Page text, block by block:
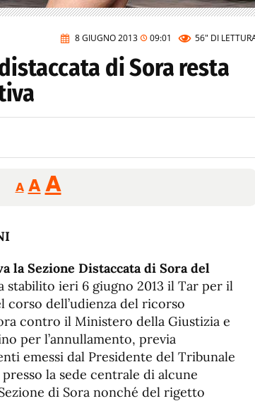
8 GIUGNO 2013 09:01 56" DI
di Sora resta
A
Reducir
tamaño
A Restablecer
tamaño
AAumentar
fuente.
la Sezione Distaccata di Sora del
stabilito ieri 6 giugno 2013 il Tar per il
corso dell’udienza del ricorso
contro il Ministero della Giustizia e
per l’annullamento, previa
emessi dal Presidente del Tribunale
la sede centrale di alcune
di Sora nonché del rigetto